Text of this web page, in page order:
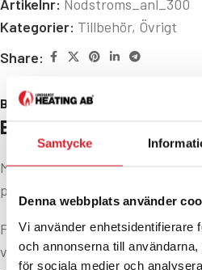
Samtycke
Denna webbplats använder
Vi använder enhetsidentifierare
och annonserna till
för sociala medier och
Artikelnr: Nodstroms_anl_300
Kategorier: Tillbehör, Övrigt
Share:
Beskrivning
BESKRIVNING
Många villaägare drabbas av
problem med uppvärmningen.
För dig som värmer huset med
vattenmantlad vedkamin är det